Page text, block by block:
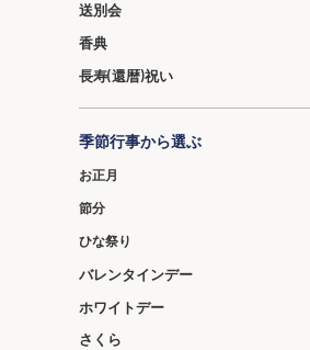
送別会
香典
長寿(還暦)祝い
季節行事から選ぶ
お正月
節分
ひな祭り
バレンタインデー
ホワイトデー
さくら